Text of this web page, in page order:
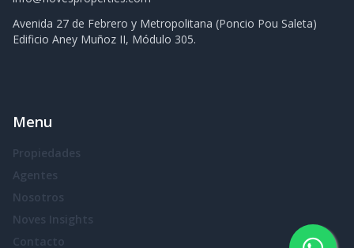
Avenida 27 de Febrero y Metropolitana (Poncio Pou Saleta)
Edificio Aney Muñoz II, Módulo 305.
Menu
Propiedades
Agentes
Nosotros
Noves Insights
Contacto